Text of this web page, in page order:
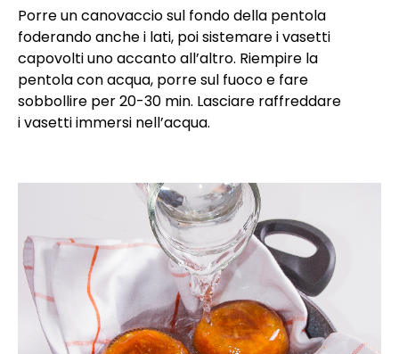
Porre un canovaccio sul fondo della pentola
foderando anche i lati, poi sistemare i vasetti
capovolti uno accanto all’altro. Riempire la
pentola con acqua, porre sul fuoco e fare
sobbollire per 20-30 min. Lasciare raffreddare
i vasetti immersi nell’acqua.